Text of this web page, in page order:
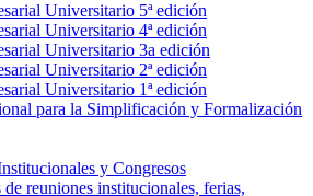
Universitario 5ª edición
Universitario 4ª edición
Universitario 3a edición
Universitario 2ª edición
Universitario 1ª edición
para la Simplificación y Formalización
y Congresos
de reuniones institucionales, ferias,